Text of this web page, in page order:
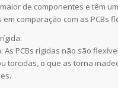
de componentes e têm
comparação com as PCBs
As PCBs rígidas não são
torcidas, o que as torna